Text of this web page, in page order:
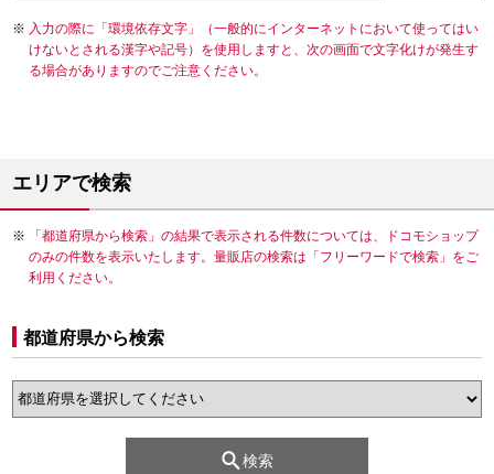
入力の際に「環境依存文字」（一般的にインターネットにおいて使ってはい
けないとされる漢字や記号）を使用しますと、次の画面で文字化けが発生す
る場合がありますのでご注意ください。
エリアで検索
「都道府県から検索」の結果で表示される件数については、ドコモショップ
のみの件数を表示いたします。量販店の検索は「フリーワードで検索」をご
利用ください。
都道府県から検索
検索